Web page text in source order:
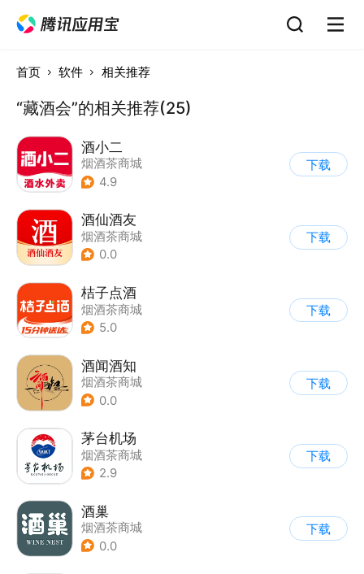
首页 软件 相关推荐
“藏酒会”的相关推荐(25)
酒小二
烟酒茶商城
4.9
下载
酒仙酒友
烟酒茶商城
0.0
下载
桔子点酒
烟酒茶商城
5.0
下载
酒闻酒知
烟酒茶商城
0.0
下载
茅台机场
烟酒茶商城
2.9
下载
酒巢
烟酒茶商城
0.0
下载